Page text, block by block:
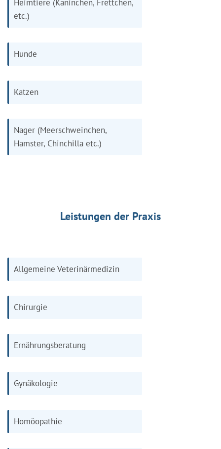
Heimtiere (Kaninchen, Frettchen,
etc.)
Hunde
Katzen
Nager (Meerschweinchen,
Hamster, Chinchilla etc.)
Leistungen der Praxis
Allgemeine Veterinärmedizin
Chirurgie
Ernährungsberatung
Gynäkologie
Homöopathie